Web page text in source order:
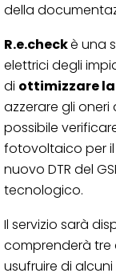
della
R.e.checkè una
elettrici degli
di ottimizzare la
azzerare gli oneri
possibile
fotovoltaico per il
nuovo DTR del
tecnologico.
Il servizio sarà
comprenderà tre
usufruire di